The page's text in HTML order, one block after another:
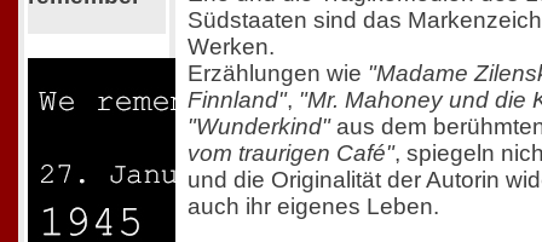
Südstaaten sind das
Werken.
Erzählungen wie "Madame
Finnland", "Mr. Mahoney und die
"Wunderkind"aus dem
vom traurigen Café", spiegeln
und die Originalität der Autorin
auch ihr eigenes Leben.